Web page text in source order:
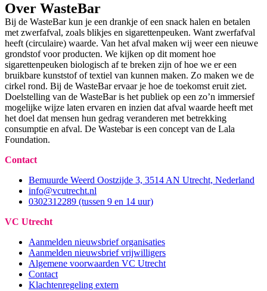
Over WasteBar
Bij de WasteBar kun je een drankje of een snack halen en betalen
met zwerfafval, zoals blikjes en sigarettenpeuken. Want zwerfafval
heeft (circulaire) waarde. Van het afval maken wij weer een nieuwe
grondstof voor producten. We kijken op dit moment hoe
sigarettenpeuken biologisch af te breken zijn of hoe we er een
bruikbare kunststof of textiel van kunnen maken. Zo maken we de
cirkel rond. Bij de WasteBar ervaar je hoe de toekomst eruit ziet.
Doelstelling van de WasteBar is het publiek op een zo’n immersief
mogelijke wijze laten ervaren en inzien dat afval waarde heeft met
het doel dat mensen hun gedrag veranderen met betrekking
consumptie en afval. De Wastebar is een concept van de Lala
Foundation.
Contact
Bemuurde Weerd Oostzijde 3, 3514 AN Utrecht, Nederland
info@vcutrecht.nl
0302312289 (tussen 9 en 14 uur)
VC Utrecht
Aanmelden nieuwsbrief organisaties
Aanmelden nieuwsbrief vrijwilligers
Algemene voorwaarden VC Utrecht
Contact
Klachtenregeling extern